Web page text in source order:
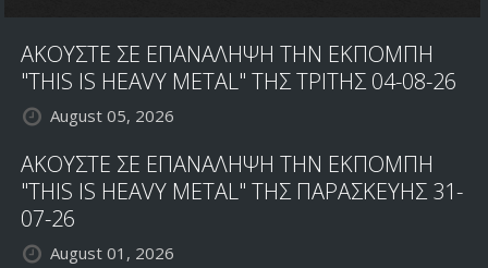
ΑΚΟΥΣΤΕ ΣΕ ΕΠΑΝΑΛΗΨΗ ΤΗΝ ΕΚΠΟΜΠΗ
"THIS IS HEAVY METAL" ΤΗΣ ΤΡΙΤΗΣ 04-08-26
August 05, 2026
ΑΚΟΥΣΤΕ ΣΕ ΕΠΑΝΑΛΗΨΗ ΤΗΝ ΕΚΠΟΜΠΗ
"THIS IS HEAVY METAL" ΤΗΣ ΠΑΡΑΣΚΕΥΗΣ 31-
07-26
August 01, 2026